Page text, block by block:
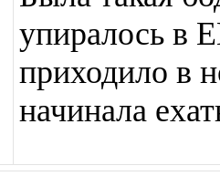
упиралось в
приходило в
начинала